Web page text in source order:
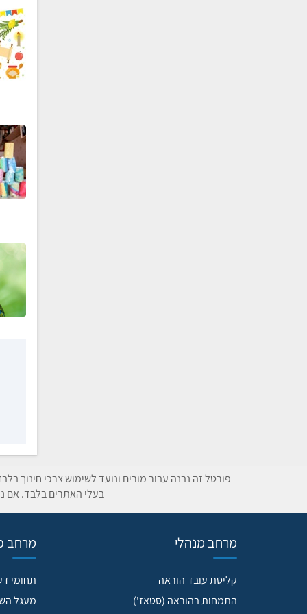
פורטל זה נבנה עבור מורים ונועד לשימוש צרכי חינוך
בעלי האתרים בלבד. אם
מרחב מנהלי
קליטת עובד הוראה
התמחות בהוראה (סטאז')
מרחב
תחומי
מעגל